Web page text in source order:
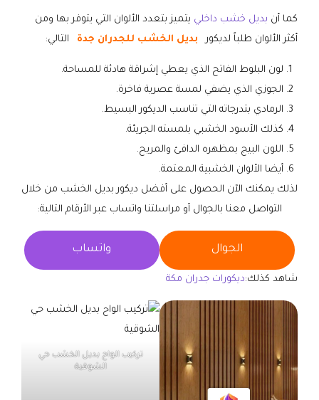
كما أن بديل خشب داخلي يتميز بتعدد الألوان التي يتوفر بها ومن
أكثر الألوان طلباً لديكور
بديل الخشب للجدران جدة التالي:
لون البلوط الفاتح الذي يعطي إشراقة هادئة للمساحة.
الجوزي الذي يضفي لمسة عصرية فاخرة.
الرمادي بتدرجاته التي تناسب الديكور البسيط.
كذلك الأسود الخشبي بلمسته الجريئة.
اللون البيج بمظهره الدافئ والمريح.
أيضا الألوان الخشبية المعتمة.
لذلك يمكنك الآن الحصول على أفضل ديكور بديل الخشب من خلال
التواصل معنا بالجوال أو مراسلتنا واتساب عبر الأرقام التالية:
الجوال واتساب
شاهد كذلك:ديكورات جدران مكة
تركيب الواح بديل الخشب حي
الشوقية